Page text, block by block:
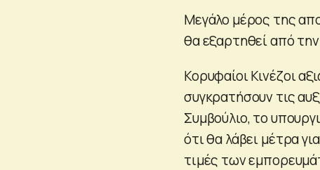
Μεγάλο μέρος της
θα εξαρτηθεί από
Κορυφαίοι Κινέζοι
συγκρατήσουν τις
Συμβούλιο, το
ότι θα λάβει μέτρα
τιμές των